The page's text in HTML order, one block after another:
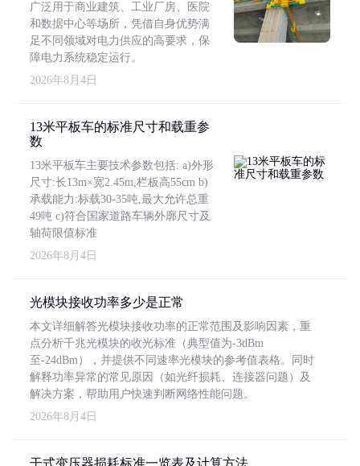
广泛用于商业建筑、工业厂房、医院
和数据中心等场所，凭借自身优势满
足不同领域对电力供应的高要求，保
障电力系统稳定运行。
2026年8月4日
13米平板车的标准尺寸和载重参
数
13米平板车主要技术参数包括: a)外形
尺寸:长13m×宽2.45m,栏板高55cm b)
承载能力:标载30-35吨,最大允许总重
49吨 c)符合国家道路车辆外廓尺寸及
轴荷限值标准
2026年8月4日
光模块接收功率多少是正常
本文详细解答光模块接收功率的正常范围及影响因素，重
点分析千兆光模块的收光标准（典型值为-3dBm
至-24dBm），并提供不同速率光模块的参考值表格。同时
解释功率异常的常见原因（如光纤损耗、连接器问题）及
解决方案，帮助用户快速判断网络性能问题。
2026年8月4日
干式变压器损耗标准一览表及计算方法